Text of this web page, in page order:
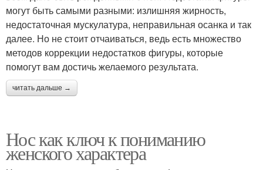
могут быть самыми разными: излишняя жирность,
недостаточная мускулатура, неправильная осанка и так
далее. Но не стоит отчаиваться, ведь есть множество
методов коррекции недостатков фигуры, которые
помогут вам достичь желаемого результата.
читать дальше →
Нос как ключ к пониманию
женского характера